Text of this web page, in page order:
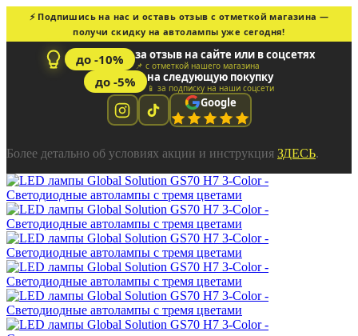
⚡ Подпишись на нас и оставь отзыв с отметкой магазина —
получи скидку на автолампы уже сегодня!
до -10% за отзыв на сайте или в соцсетях
📌 с отметкой нашего магазина
до -5% на следующую покупку
📱 за подписку на наши соцсети
Google
Более детально об условиях акции и инструкция ЗДЕСЬ.